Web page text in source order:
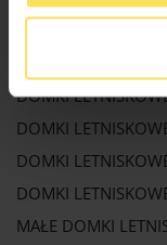
DOMKI
DOMKI
DOMKI
DOMKI
MAŁE DOMKI